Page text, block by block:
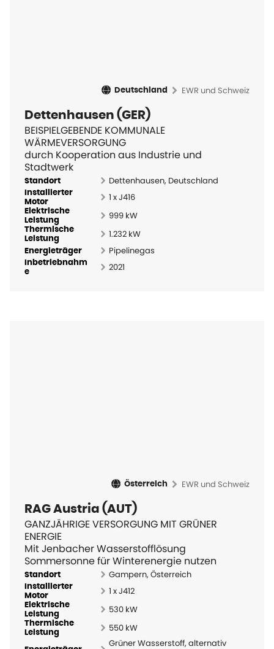
EWR und Schweiz
Deutschland
Dettenhausen (GER)
BEISPIELGEBENDE KOMMUNALE
WÄRMEVERSORGUNG
durch Kooperation aus Industrie und
Stadtwerk
Standort Dettenhausen, Deutschland
Installierter
Motor
1 x J416
Elektrische
Leistung
999 kW
Thermische
Leistung
1.232 kW
Energieträger Pipelinegas
Inbetriebnahm
e
2021
EWR und Schweiz
Österreich
RAG Austria (AUT)
GANZJÄHRIGE VERSORGUNG MIT GRÜNER
ENERGIE
Mit Jenbacher Wasserstofflösung
Sommersonne für Winterenergie nutzen
Standort Gampern, Österreich
Installierter
Motor
1 x J412
Elektrische
Leistung
530 kW
Thermische
Leistung
550 kW
Grüner Wasserstoff, alternativ